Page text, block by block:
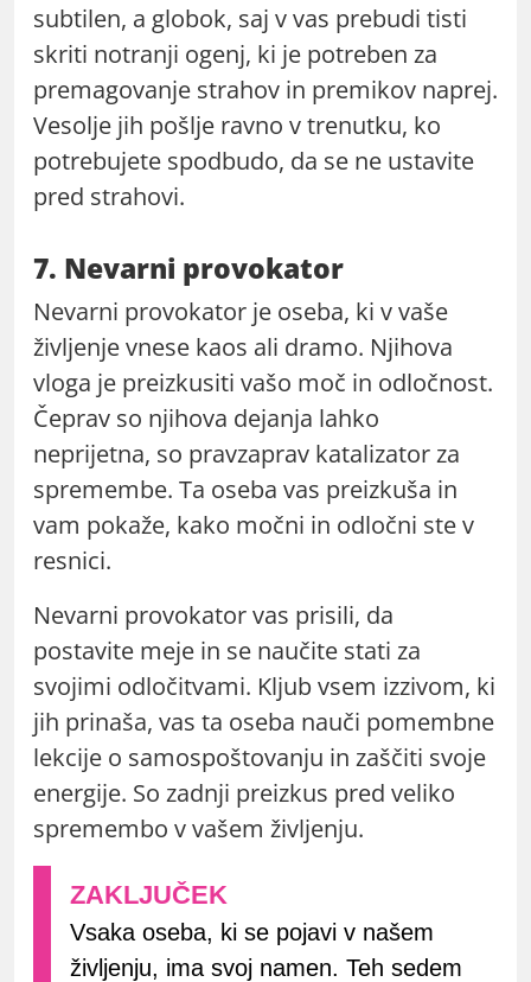
subtilen, a globok, saj v vas prebudi tisti
skriti notranji ogenj, ki je potreben za
premagovanje strahov in premikov naprej.
Vesolje jih pošlje ravno v trenutku, ko
potrebujete spodbudo, da se ne ustavite
pred strahovi.
7. Nevarni provokator
Nevarni provokator je oseba, ki v vaše
življenje vnese kaos ali dramo. Njihova
vloga je preizkusiti vašo moč in odločnost.
Čeprav so njihova dejanja lahko
neprijetna, so pravzaprav katalizator za
spremembe. Ta oseba vas preizkuša in
vam pokaže, kako močni in odločni ste v
resnici.
Nevarni provokator vas prisili, da
postavite meje in se naučite stati za
svojimi odločitvami. Kljub vsem izzivom, ki
jih prinaša, vas ta oseba nauči pomembne
lekcije o samospoštovanju in zaščiti svoje
energije. So zadnji preizkus pred veliko
spremembo v vašem življenju.
Vsaka oseba, ki se pojavi v našem
življenju, ima svoj namen. Teh sedem